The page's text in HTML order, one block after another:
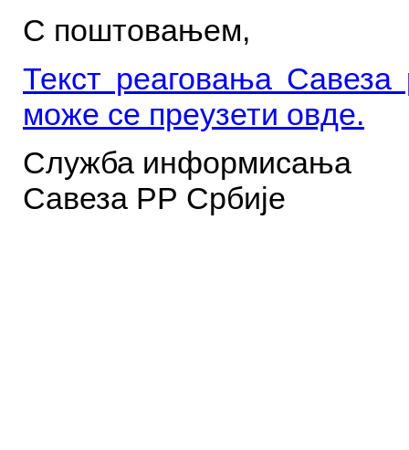
С поштовањем,
Текст реаговања
може се преузети овде.
Служба информисања
Савеза РР Србије